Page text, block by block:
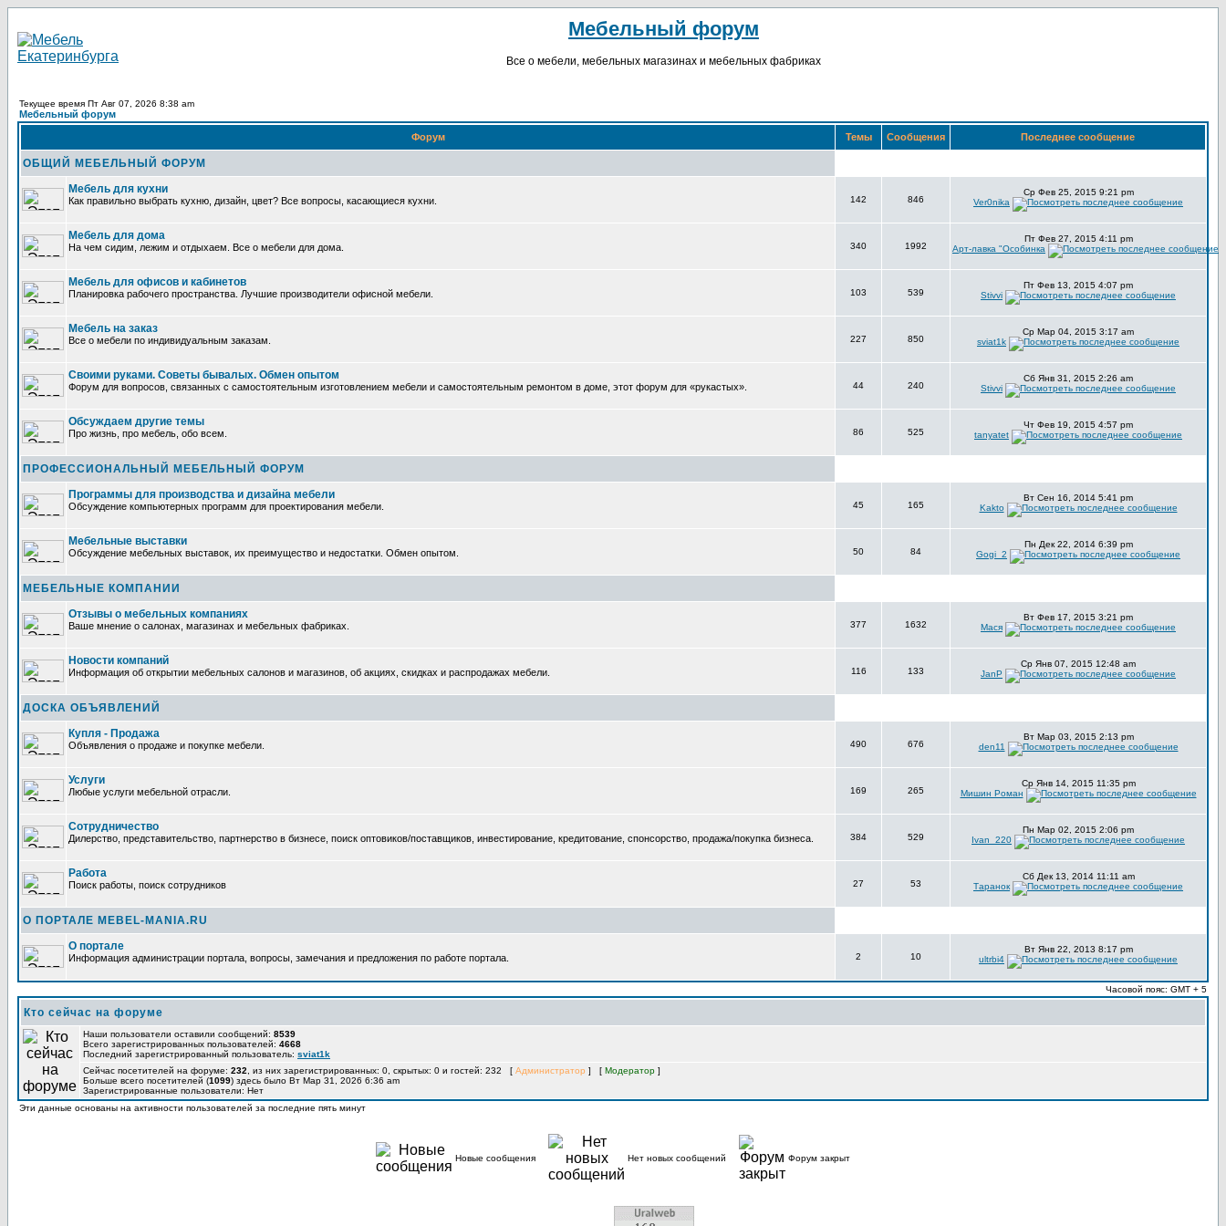
Мебельный форум
Все о мебели, мебельных магазинах и мебельных фабриках
Текущее время Пт Авг 07, 2026 8:38 am
Мебельный форум
Форум Темы Сообщения Последнее сообщение
ОБЩИЙ МЕБЕЛЬНЫЙ ФОРУМ
Мебель для кухни
Как правильно выбрать кухню, дизайн, цвет? Все вопросы, касающиеся кухни. 142 846
Ср Фев 25, 2015 9:21 pm
Ver0nika
Мебель для дома
На чем сидим, лежим и отдыхаем. Все о мебели для дома. 340 1992
Пт Фев 27, 2015 4:11 pm
Арт-лавка "Особинка
Мебель для офисов и кабинетов
Планировка рабочего пространства. Лучшие производители офисной мебели. 103 539
Пт Фев 13, 2015 4:07 pm
Stivvi
Мебель на заказ
Все о мебели по индивидуальным заказам. 227 850
Ср Мар 04, 2015 3:17 am
sviat1k
Своими руками. Советы бывалых. Обмен опытом
Форум для вопросов, связанных с самостоятельным изготовлением мебели и самостоятельным ремонтом в доме, этот форум для «рукастых». 44 240
Сб Янв 31, 2015 2:26 am
Stivvi
Обсуждаем другие темы
Про жизнь, про мебель, обо всем. 86 525
Чт Фев 19, 2015 4:57 pm
tanyatet
ПРОФЕССИОНАЛЬНЫЙ МЕБЕЛЬНЫЙ ФОРУМ
Программы для производства и дизайна мебели
Обсуждение компьютерных программ для проектирования мебели. 45 165
Вт Сен 16, 2014 5:41 pm
Kakto
Мебельные выставки
Обсуждение мебельных выставок, их преимущество и недостатки. Обмен опытом. 50 84
Пн Дек 22, 2014 6:39 pm
Gogi_2
МЕБЕЛЬНЫЕ КОМПАНИИ
Отзывы о мебельных компаниях
Ваше мнение о салонах, магазинах и мебельных фабриках. 377 1632
Вт Фев 17, 2015 3:21 pm
Мася
Новости компаний
Информация об открытии мебельных салонов и магазинов, об акциях, скидках и распродажах мебели. 116 133
Ср Янв 07, 2015 12:48 am
JanP
ДОСКА ОБЪЯВЛЕНИЙ
Купля - Продажа
Объявления о продаже и покупке мебели. 490 676
Вт Мар 03, 2015 2:13 pm
den11
Услуги
Любые услуги мебельной отрасли. 169 265
Ср Янв 14, 2015 11:35 pm
Мишин Роман
Сотрудничество
Дилерство, представительство, партнерство в бизнесе, поиск оптовиков/поставщиков, инвестирование, кредитование, спонсорство, продажа/покупка бизнеса. 384 529
Пн Мар 02, 2015 2:06 pm
Ivan_220
Работа
Поиск работы, поиск сотрудников 27 53
Сб Дек 13, 2014 11:11 am
Таранок
О ПОРТАЛЕ MEBEL-MANIA.RU
О портале
Информация администрации портала, вопросы, замечания и предложения по работе портала. 2 10
Вт Янв 22, 2013 8:17 pm
ultrbi4
Часовой пояс: GMT + 5
Кто сейчас на форуме
Наши пользователи оставили сообщений: 8539
Всего зарегистрированных пользователей: 4668
Последний зарегистрированный пользователь: sviat1k
Сейчас посетителей на форуме: 232 , из них зарегистрированных: 0, скрытых: 0 и гостей: 232 [ Администратор ] [ Модератор ]
Больше всего посетителей (1099) здесь было Вт Мар 31, 2026 6:36 am
Зарегистрированные пользователи: Нет
Эти данные основаны на активности пользователей за последние пять минут
Новые сообщения Нет новых сообщений Форум закрыт